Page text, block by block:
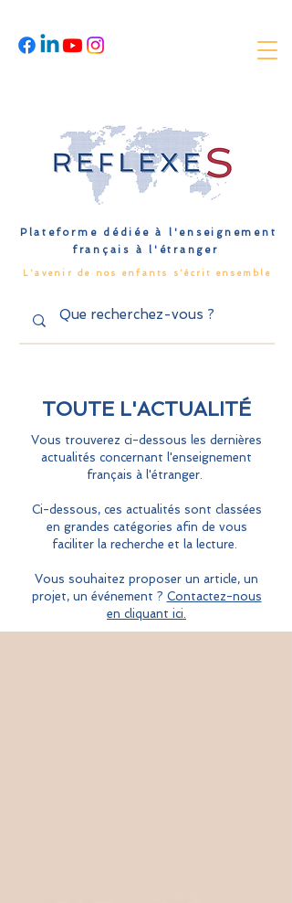
Plateforme dédiée à l'enseignement
français à l'étranger
L'avenir de nos enfants s'écrit ensemble
TOUTE L'ACTUALITÉ
Vous trouverez ci-dessous les dernières
actualités concernant l'enseignement
français à l'étranger.
Ci-dessous, ces actualités sont classées
en grandes catégories afin de vous
faciliter la recherche et la lecture.
Vous souhaitez proposer un article, un
projet, un événement ? Contactez-nous
en cliquant ici.